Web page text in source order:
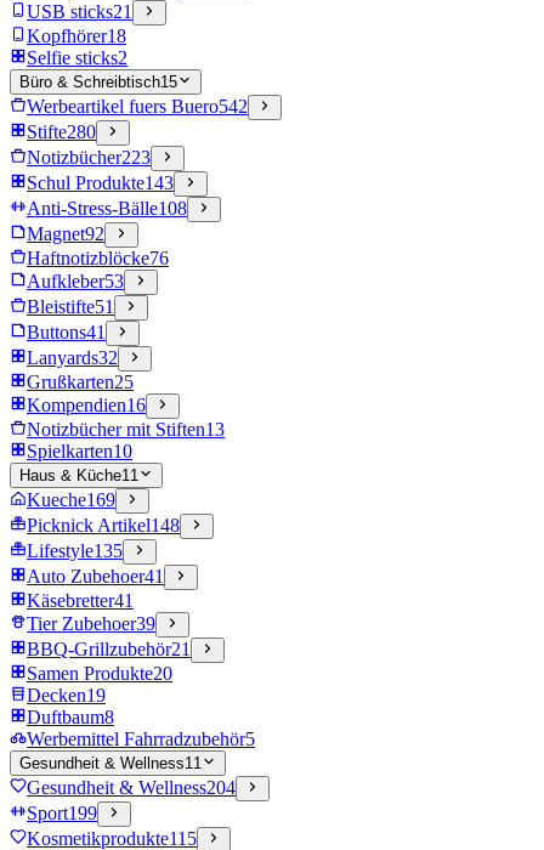
USB sticks21
Kopfhörer18
Selfie sticks2
Büro & Schreibtisch15
Werbeartikel fuers Buero542
Stifte280
Notizbücher223
Schul Produkte143
Anti-Stress-Bälle108
Magnet92
Haftnotizblöcke76
Aufkleber53
Bleistifte51
Buttons41
Lanyards32
Grußkarten25
Kompendien16
Notizbücher mit Stiften13
Spielkarten10
Haus & Küche11
Kueche169
Picknick Artikel148
Lifestyle135
Auto Zubehoer41
Käsebretter41
Tier Zubehoer39
BBQ-Grillzubehör21
Samen Produkte20
Decken19
Duftbaum8
Werbemittel Fahrradzubehör5
Gesundheit & Wellness11
Gesundheit & Wellness204
Sport199
Kosmetikprodukte115